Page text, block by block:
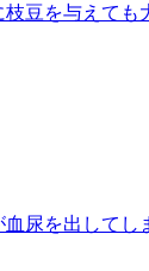
豆を与えても
尿を出してし